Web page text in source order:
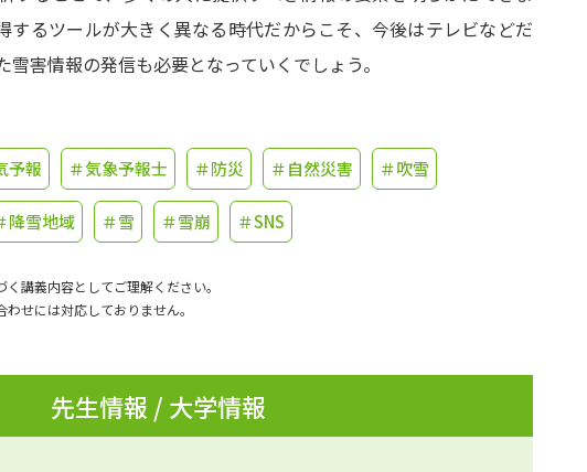
学問のミニ講義「夢ナビ講義」
Ｑ＆Ａ よくあるご質問
するツールが大きく異なる時代だからこそ、今後はテレビなどだ
害情報の発信も必要となっていくでしょう。
予報 ＃気象予報士 ＃防災 ＃自然災害 ＃吹雪
降雪地域 ＃雪 ＃雪崩 ＃SNS
講義内容としてご理解ください。
せには対応しておりません。
先生情報 / 大学情報